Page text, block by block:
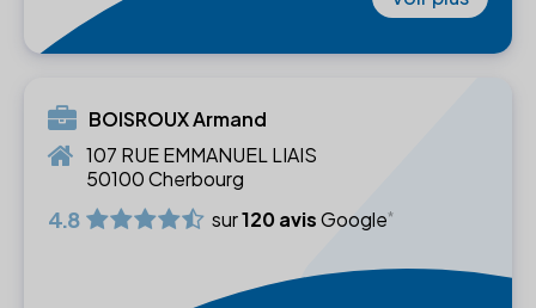
BOISROUX Armand
107 RUE EMMANUEL LIAIS
50100 Cherbourg
4.8 sur120 avisGoogle